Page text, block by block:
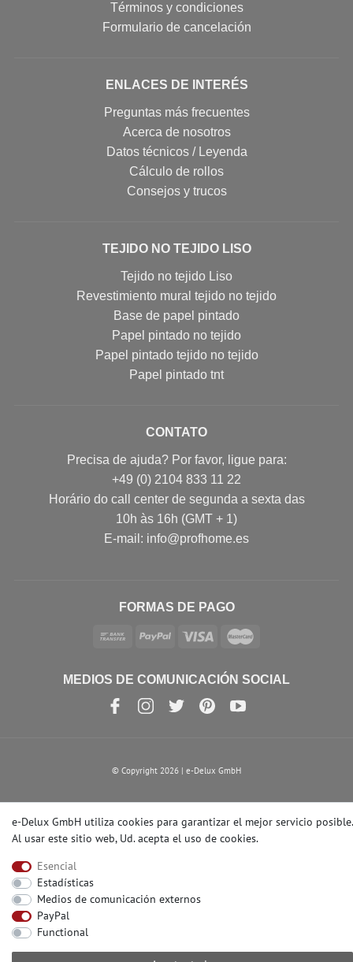
Términos y condiciones
Formulario de cancelación
ENLACES DE INTERÉS
Preguntas más frecuentes
Acerca de nosotros
Datos técnicos / Leyenda
Cálculo de rollos
Consejos y trucos
TEJIDO NO TEJIDO LISO
Tejido no tejido Liso
Revestimiento mural tejido no tejido
Base de papel pintado
Papel pintado no tejido
Papel pintado tejido no tejido
Papel pintado tnt
CONTATO
Precisa de ajuda? Por favor, ligue para:
+49 (0) 2104 833 11 22
Horário do call center de segunda a sexta das
10h às 16h (GMT + 1)
E-mail: info@profhome.es
FORMAS DE PAGO
MEDIOS DE COMUNICACIÓN SOCIAL
© Copyright 2026 | e-Delux GmbH
e-Delux GmbH utiliza cookies para garantizar el mejor servicio posible.
Al usar este sitio web, Ud. acepta el uso de cookies.
Esencial
Estadísticas
Medios de comunicación externos
PayPal
Functional